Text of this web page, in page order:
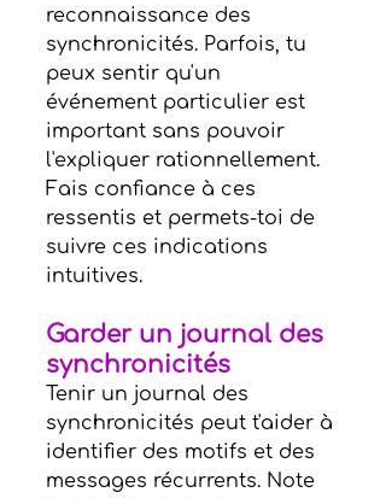
reconnaissance des
synchronicités. Parfois, tu
peux sentir qu'un
événement particulier est
important sans pouvoir
l'expliquer rationnellement.
Fais confiance à ces
ressentis et permets-toi de
suivre ces indications
intuitives.
Garder un journal des
synchronicités
Tenir un journal des
synchronicités peut t'aider à
identifier des motifs et des
messages récurrents. Note